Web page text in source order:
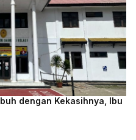
dengan Kekasihnya, Ibu